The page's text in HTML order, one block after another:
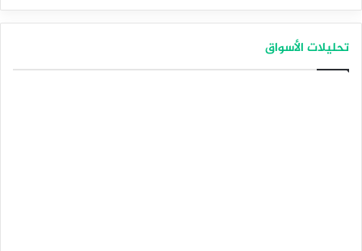
تحليلات الأسواق